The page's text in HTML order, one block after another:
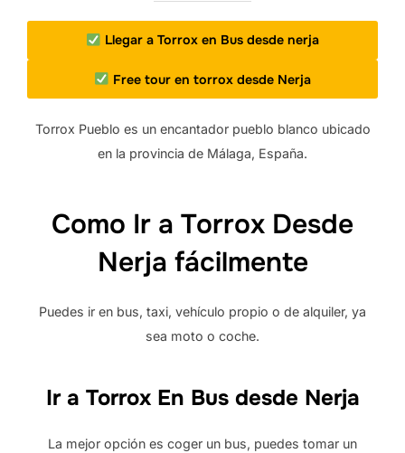
Llegar a Torrox en Bus desde nerja
Free tour en torrox desde Nerja
Torrox Pueblo es un encantador pueblo blanco ubicado
en la provincia de Málaga, España.
Como Ir a Torrox Desde
Nerja fácilmente
Puedes ir en bus, taxi, vehículo propio o de alquiler, ya
sea moto o coche.
Ir a Torrox En Bus desde Nerja
La mejor opción es coger un bus, puedes tomar un